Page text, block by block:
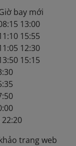
bay mới
13:00
15:55
12:30
15:15
trang web